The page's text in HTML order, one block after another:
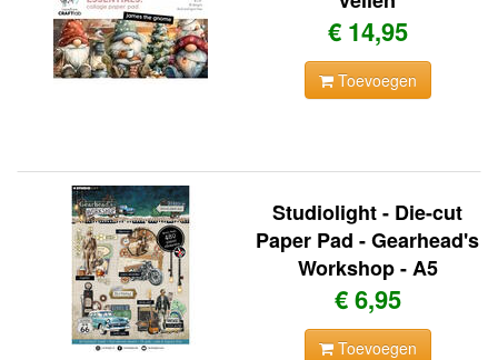
€ 14,95
Toevoegen
Studiolight - Die-cut
Paper Pad - Gearhead's
Workshop - A5
€ 6,95
Toevoegen